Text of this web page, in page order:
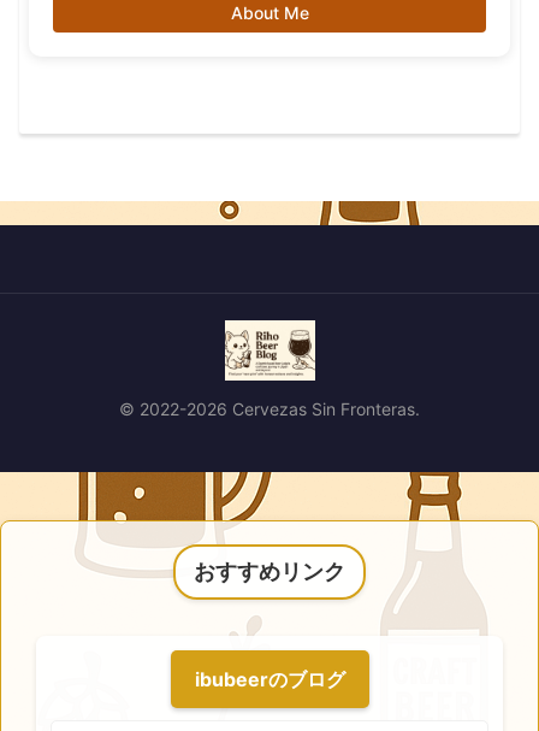
About Me
© 2022-2026 Cervezas Sin Fronteras.
おすすめリンク
ibubeerのブログ